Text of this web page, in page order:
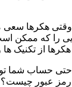
سعی می
هایی را که
از تکنیک
حساب
چیست؟